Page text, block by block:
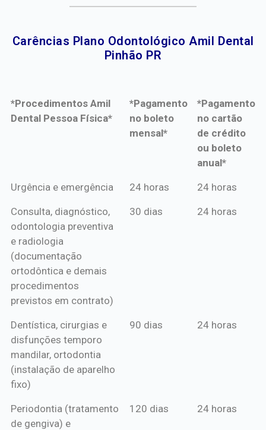
Carências Plano Odontológico Amil Dental
Pinhão PR​
*Procedimentos Amil
Dental Pessoa Física*
*Pagamento
no boleto
mensal*
*Pagamento
no cartão
de crédito
ou boleto
anual*
*Procedimentos Amil
*Pagamento
mensal*
*Pagamento
de crédito
Urgência e emergência 24 horas 24 horas
Consulta, diagnóstico,
odontologia preventiva
e radiologia
(documentação
ortodôntica e demais
procedimentos
previstos em contrato)
30 dias 24 horas
Dentística, cirurgias e
disfunções temporo
mandilar, ortodontia
(instalação de aparelho
fixo)
90 dias 24 horas
Periodontia (tratamento
de gengiva) e
120 dias 24 horas